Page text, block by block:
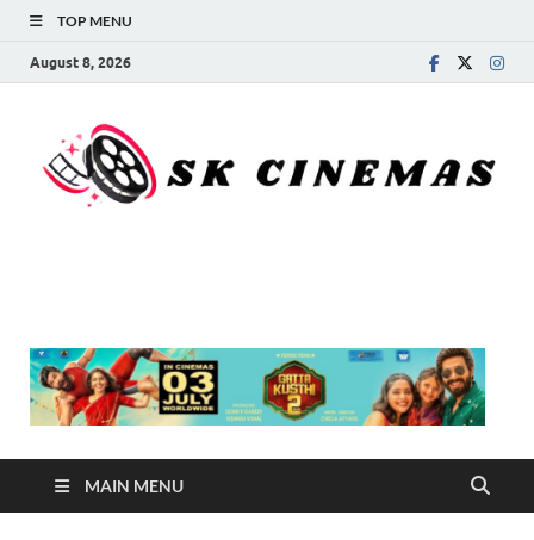
TOP MENU
August 8, 2026
MAIN MENU